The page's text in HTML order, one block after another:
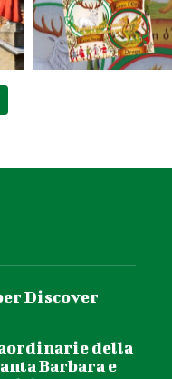
Discover
della
Barbara e